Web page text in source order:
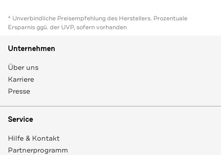
* Unverbindliche Preisempfehlung des Herstellers. Prozentuale
Ersparnis ggü. der UVP, sofern vorhanden
Unternehmen
Über uns
Karriere
Presse
Service
Hilfe & Kontakt
Partnerprogramm